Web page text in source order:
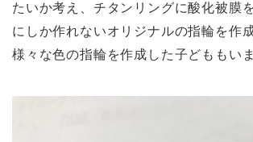
たいか考え、チタンリングに酸化被膜
にしか作れないオリジナルの指輪を作
様々な色の指輪を作成した子どももいま